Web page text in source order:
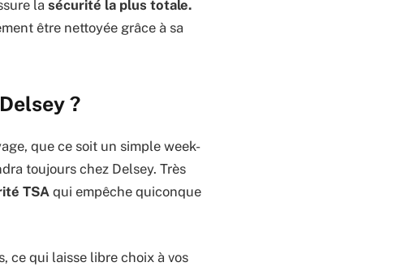
la sécurité la plus totale.
être nettoyée grâce à sa
?
que ce soit un simple week-
toujours chez Delsey. Très
TSA qui empêche quiconque
ce qui laisse libre choix à vos